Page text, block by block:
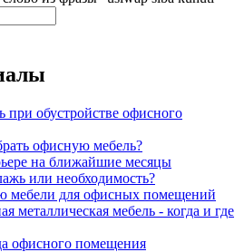
обустройстве офисного
офисную мебель?
на ближайшие месяцы
или необходимость?
мебели для офисных помещений
металлическая мебель - когда и где
офисного помещения